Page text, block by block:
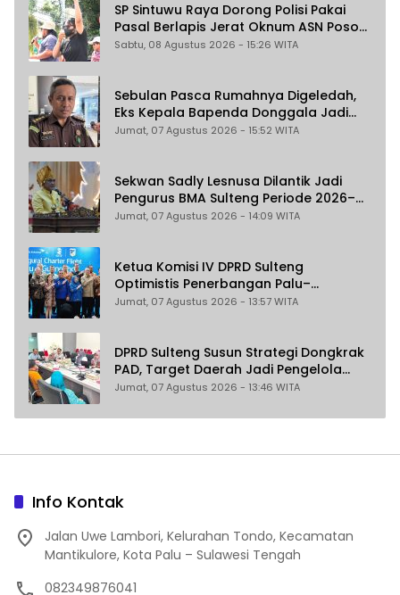
SP Sintuwu Raya Dorong Polisi Pakai
Pasal Berlapis Jerat Oknum ASN Poso
Terlibat Dugaan Pelecehan Seksual
Sabtu, 08 Agustus 2026 - 15:26 WITA
Sebulan Pasca Rumahnya Digeledah,
Eks Kepala Bapenda Donggala Jadi
Tersangka Dugaan Korupsi
Jumat, 07 Agustus 2026 - 15:52 WITA
Sekwan Sadly Lesnusa Dilantik Jadi
Pengurus BMA Sulteng Periode 2026–
2031
Jumat, 07 Agustus 2026 - 14:09 WITA
Ketua Komisi IV DPRD Sulteng
Optimistis Penerbangan Palu–
Guangzhou Dongkrak Ekspor dan
Jumat, 07 Agustus 2026 - 13:57 WITA
DPRD Sulteng Susun Strategi Dongkrak
PAD, Target Daerah Jadi Pengelola
Sekaligus Penghasil
Jumat, 07 Agustus 2026 - 13:46 WITA
Info Kontak
Jalan Uwe Lambori, Kelurahan Tondo, Kecamatan
Mantikulore, Kota Palu – Sulawesi Tengah
082349876041